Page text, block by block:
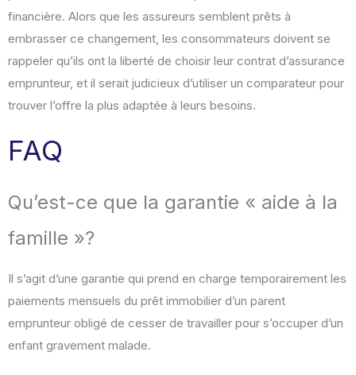
financière. Alors que les assureurs semblent prêts à
embrasser ce changement, les consommateurs doivent se
rappeler qu’ils ont la liberté de choisir leur contrat d’assurance
emprunteur, et il serait judicieux d’utiliser un comparateur pour
trouver l’offre la plus adaptée à leurs besoins.
FAQ
Qu’est-ce que la garantie « aide à la
famille »?
Il s’agit d’une garantie qui prend en charge temporairement les
paiements mensuels du prêt immobilier d’un parent
emprunteur obligé de cesser de travailler pour s’occuper d’un
enfant gravement malade.